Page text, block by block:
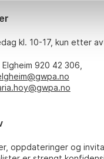
kl. 10-17, kun etter
920 42 306,
oppdateringer og